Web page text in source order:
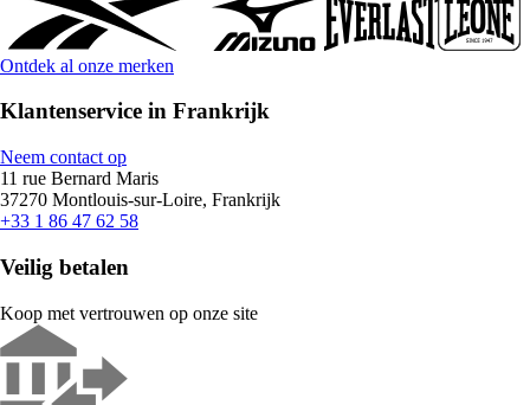
Ontdek al onze merken
Klantenservice in Frankrijk
Neem contact op
11 rue Bernard Maris
37270 Montlouis-sur-Loire, Frankrijk
+33 1 86 47 62 58
Veilig betalen
Koop met vertrouwen op onze site